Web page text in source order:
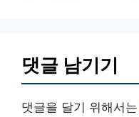
댓글 남기기
댓글을 달기 위해서는